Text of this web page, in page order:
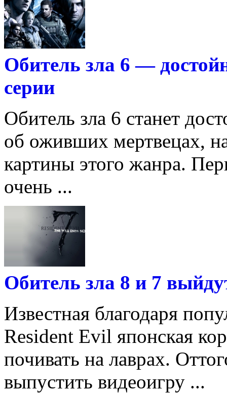
Обитель зла 6 —
серии
Обитель зла 6 станет
об оживших мертвецах,
картины этого жанра.
очень ...
Обитель зла 8 и 7
Известная благодаря
Resident Evil японская
почивать на лаврах.
выпустить видеоигру ...